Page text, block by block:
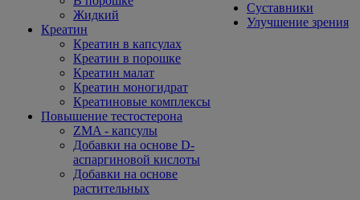
Жидкий
Креатин
Креатин в капсулах
Креатин в порошке
Креатин малат
Креатин моногидрат
Креатиновые комплексы
Повышение тестостерона
ZMA - капсулы
Добавки на основе D-
аспаргиновой кислоты
Добавки на основе
растительных
Суставники
Улучшение зрения